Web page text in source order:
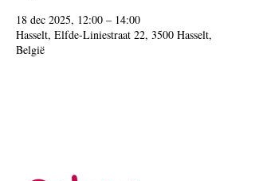
18 dec 2025, 12:00 – 14:00
Hasselt, Elfde-Liniestraat 22, 3500 Hasselt,
België